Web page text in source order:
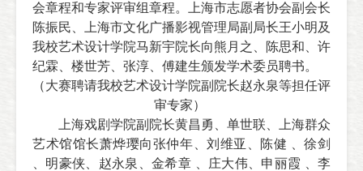
会章程和专家评审组章程。上海市志愿者协会副会长
陈振民、上海市文化广播影视管理局副局长王小明及
我校艺术设计学院马新宇院长向熊月之、陈思和、许
纪霖、楼世芳、张淳、傅建生颁发学术委员聘书。
（大赛聘请我校艺术设计学院副院长赵永泉等担任评
审专家）
上海戏剧学院副院长黄昌勇、单世联、上海群众
艺术馆馆长萧烨璎向张仲年、刘维亚、陈健 、徐剑
、明豪侠、赵永泉、金希章 、庄大伟、申丽霞 、李